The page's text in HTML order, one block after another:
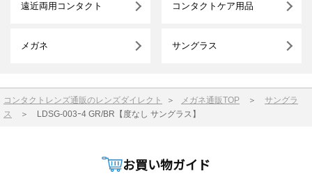
遠近両用コンタクト コンタクトケア用品
メガネ サングラス
コンタクトレンズ通販のレンズダイレクト ＞ メガネ通販TOP ＞ サングラ
ス
＞ LDSG-003ｰ4 GR/BR【度なし サングラス】
お買い物ガイド